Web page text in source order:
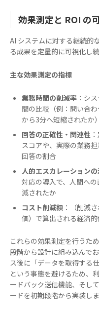
効果測定と ROI の
AI システムに対する継続的
る成果を定量的に可視化し
主な効果測定の指標
業務時間の削減率 ：シ
間の比較（例：問い合
から3分へ短縮されたか）
回答の正確性・関連性
スコアや、実際の業務
回答の割合
人的エスカレーション
対応の導入で、人間へ
減されたか
コスト削減額 ：（削減
価）で算出される経済
これらの効果測定を行うた
段階から設計に組み込んで
ス後に「データを取得する
という事態を避けるため、
ードバック送信機能、そし
ードを初期段階から実装しま